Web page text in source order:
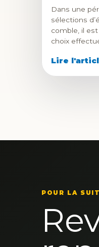
Dans une
sélections
comble, il
choix
Lire
POUR LA